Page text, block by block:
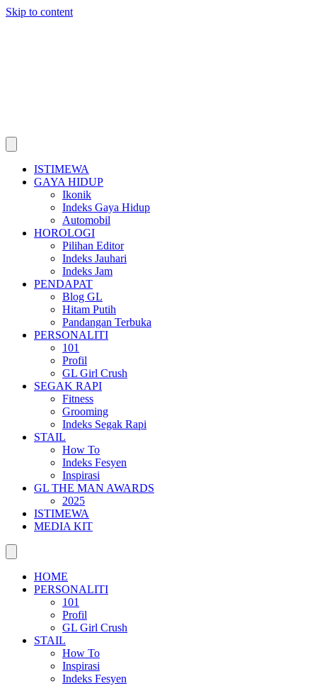
Skip to content
ISTIMEWA
GAYA HIDUP
Ikonik
Indeks Gaya Hidup
Automobil
HOROLOGI
Pilihan Editor
Indeks Jauhari
Indeks Jam
PENDAPAT
Blog GL
Hitam Putih
Pandangan Terbuka
PERSONALITI
101
Profil
GL Girl Crush
SEGAK RAPI
Fitness
Grooming
Indeks Segak Rapi
STAIL
How To
Indeks Fesyen
Inspirasi
GL THE MAN AWARDS
2025
ISTIMEWA
MEDIA KIT
HOME
PERSONALITI
101
Profil
GL Girl Crush
STAIL
How To
Inspirasi
Indeks Fesyen